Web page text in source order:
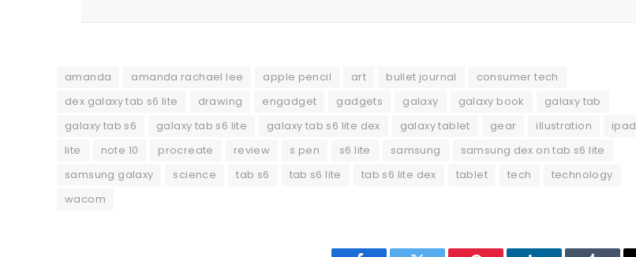
amanda amanda rachael lee apple pencil art bullet journal
consumer tech
dex galaxy tab s6 lite
drawing engadget gadgets galaxy galaxy book
galaxy tab
galaxy tab s6
galaxy tab s6 lite galaxy tab s6 lite dex galaxy tablet gear illustration
ipad
lite
note 10 procreate review s pen s6 lite samsung
samsung dex on tab s6 lite
samsung galaxy
science tab s6 tab s6 lite tab s6 lite dex tablet tech
technology
wacom